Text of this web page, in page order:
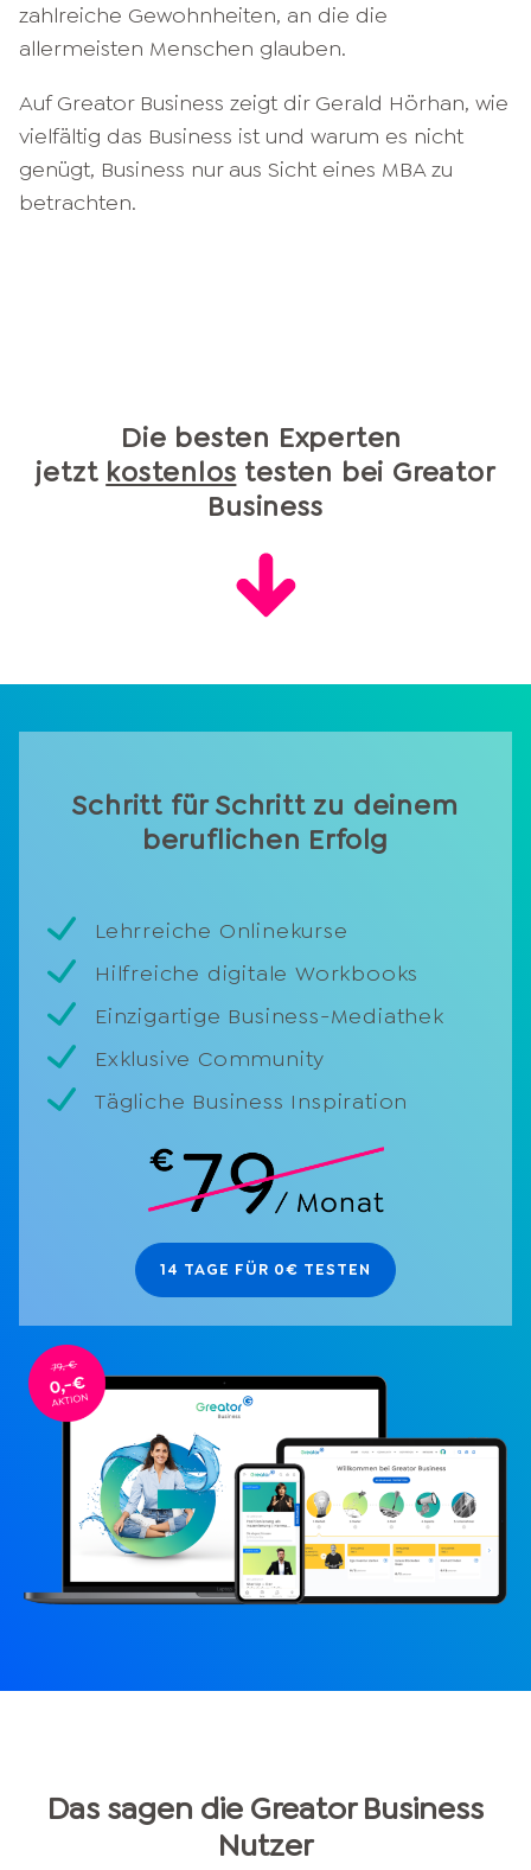
zahlreiche Gewohnheiten, an die die
allermeisten Menschen glauben.
Auf Greator Business zeigt dir Gerald Hörhan, wie
vielfältig das Business ist und warum es nicht
genügt, Business nur aus Sicht eines MBA zu
betrachten.
Die besten Experten
jetzt kostenlos testen bei Greator
Business
Schritt für Schritt zu deinem
beruflichen Erfolg
Lehrreiche Onlinekurse
Hilfreiche digitale Workbooks
Einzigartige Business-Mediathek
Exklusive Community
Tägliche Business Inspiration
14 TAGE FÜR 0€ TESTEN
Das sagen die Greator Business
Nutzer